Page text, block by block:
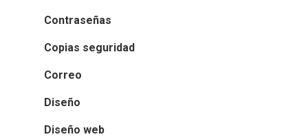
Contraseñas
Copias seguridad
Correo
Diseño
Diseño web